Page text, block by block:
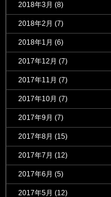
2018年3月 (8)
2018年2月 (7)
2018年1月 (6)
2017年12月 (7)
2017年11月 (7)
2017年10月 (7)
2017年9月 (7)
2017年8月 (15)
2017年7月 (12)
2017年6月 (5)
2017年5月 (12)